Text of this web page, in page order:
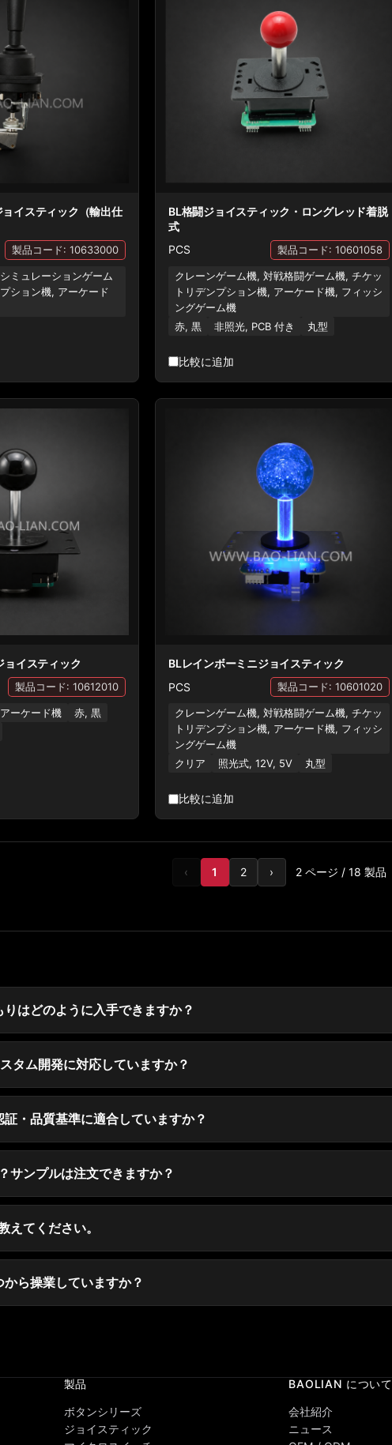
イスティック（輸出仕
製品コード: 10633000
ミュレーションゲーム
ション機, アーケード
BL格闘ジョイスティック・ロングレッド着脱
式
PCS
製品コード: 10601058
クレーンゲーム機, 対戦格闘ゲーム機, チケッ
トリデンプション機, アーケード機, フィッシ
ングゲーム機
赤, 黒
非照光, PCB 付き 丸型
比較に追加
ョイスティック
製品コード: 10612010
ーケード機
赤, 黒
BLレインボーミニジョイスティック
PCS
製品コード: 10601020
クレーンゲーム機, 対戦格闘ゲーム機, チケッ
トリデンプション機, アーケード機, フィッシ
ングゲーム機
クリア
照光式, 12V, 5V 丸型
比較に追加
‹ 1 2 › 2 ページ / 18 製品
はどのように入手できますか？
タム開発に対応していますか？
・品質基準に適合していますか？
サンプルは注文できますか？
えてください。
ら操業していますか？
製品
ボタンシリーズ
ジョイスティック
BAOLIAN について
会社紹介
ニュース